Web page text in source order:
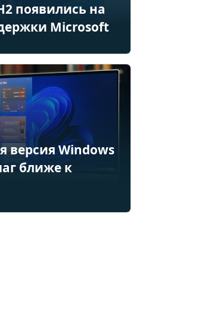
появились на
Microsoft
версия Windows
ближе к